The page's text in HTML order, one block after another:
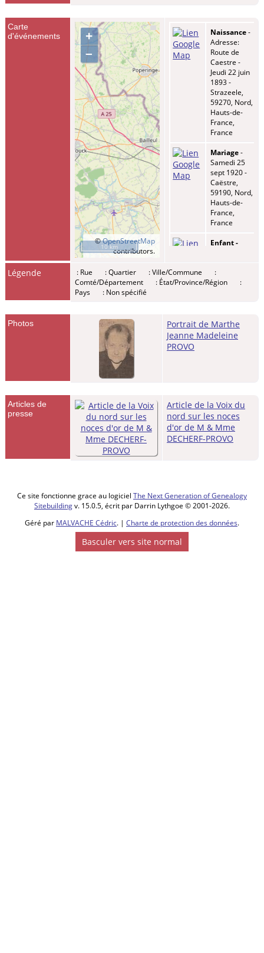
Carte
d'événements
+
–
©OpenStreetMap
contributors.
10 km
Naissance-
Adresse:
Route de
Caestre -
Jeudi 22 juin
1893 -
Strazeele,
59270, Nord,
Hauts-de-
France,
France
Mariage-
Samedi 25
sept 1920 -
Caëstre,
59190, Nord,
Hauts-de-
France,
France
Enfant -
Marie
Madeleine
59270, Nord,
Hauts-de-
France,
Méteren,
59270, Nord,
Hauts-de-
France,
France
Outtersteene,
Bailleul,
Hauts-de-
Légende : Rue : Quartier : Ville/Commune
:
Comté/Département
: État/Province/Région
:
Pays
: Non spécifié
Photos
Portrait de Marthe
Jeanne Madeleine
PROVO
Articles de
presse
Article de la Voix du
nord sur les noces
d'or de M & Mme
DECHERF-PROVO
Ce site fonctionne grace au logiciel The Next Generation of Genealogy
Sitebuildingv. 15.0.5, écrit par Darrin Lythgoe © 2001-2026.
Géré par MALVACHE Cédric. | Charte de protection des données.
Basculer vers site normal